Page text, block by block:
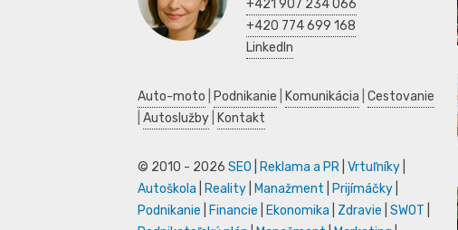
+421 907 234 066
+420 774 699 168
LinkedIn
Auto-moto Podnikanie Komunikácia Cestovanie
Autoslužby Kontakt
© 2010 - 2026 SEO Reklama a PR Vrtuľníky
Autoškola
Reality Manažment Prijímáčky
Podnikanie
Financie Ekonomika Zdravie SWOT